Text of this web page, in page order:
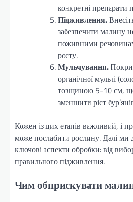
конкретні препарати
Підживлення.
забезпечити малину
поживними
росту.
Мульчування.
органічної мульчі
товщиною 5-10 см,
зменшити ріст
Кожен із цих етапів важливий, і
може послабити рослину. Далі ми
ключові аспекти обробки: від
правильного підживлення.
Чим обприскувати